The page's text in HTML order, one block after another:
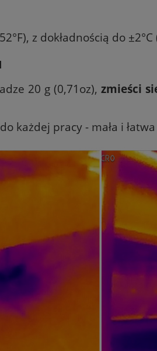
z dokładnością do ±2°C
20 g (0,71oz), zmieści
każdej pracy - mała i